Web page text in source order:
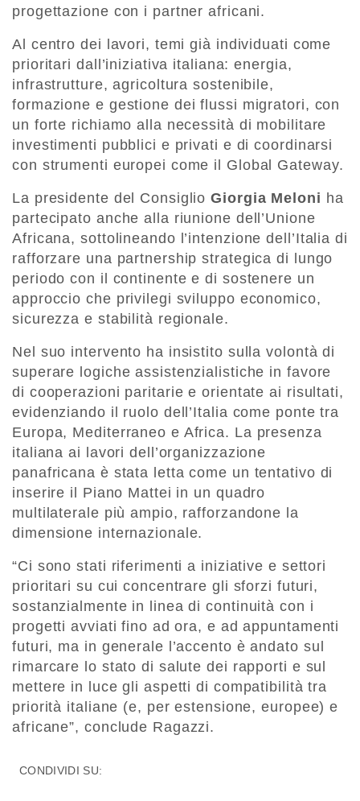
progettazione con i partner africani.
Al centro dei lavori, temi già individuati come
prioritari dall’iniziativa italiana: energia,
infrastrutture, agricoltura sostenibile,
formazione e gestione dei flussi migratori, con
un forte richiamo alla necessità di mobilitare
investimenti pubblici e privati e di coordinarsi
con strumenti europei come il Global Gateway.
La presidente del ConsiglioGiorgia Meloni ha
partecipato anche alla riunione dell’Unione
Africana, sottolineando l’intenzione dell’Italia di
rafforzare una partnership strategica di lungo
periodo con il continente e di sostenere un
approccio che privilegi sviluppo economico,
sicurezza e stabilità regionale.
Nel suo intervento ha insistito sulla volontà di
superare logiche assistenzialistiche in favore
di cooperazioni paritarie e orientate ai risultati,
evidenziando il ruolo dell’Italia come ponte tra
Europa, Mediterraneo e Africa. La presenza
italiana ai lavori dell’organizzazione
panafricana è stata letta come un tentativo di
inserire il Piano Mattei in un quadro
multilaterale più ampio, rafforzandone la
dimensione internazionale.
“Ci sono stati riferimenti a iniziative e settori
prioritari su cui concentrare gli sforzi futuri,
sostanzialmente in linea di continuità con i
progetti avviati fino ad ora, e ad appuntamenti
futuri, ma in generale l’accento è andato sul
rimarcare lo stato di salute dei rapporti e sul
mettere in luce gli aspetti di compatibilità tra
priorità italiane (e, per estensione, europee) e
africane”, conclude Ragazzi.
CONDIVIDI SU: